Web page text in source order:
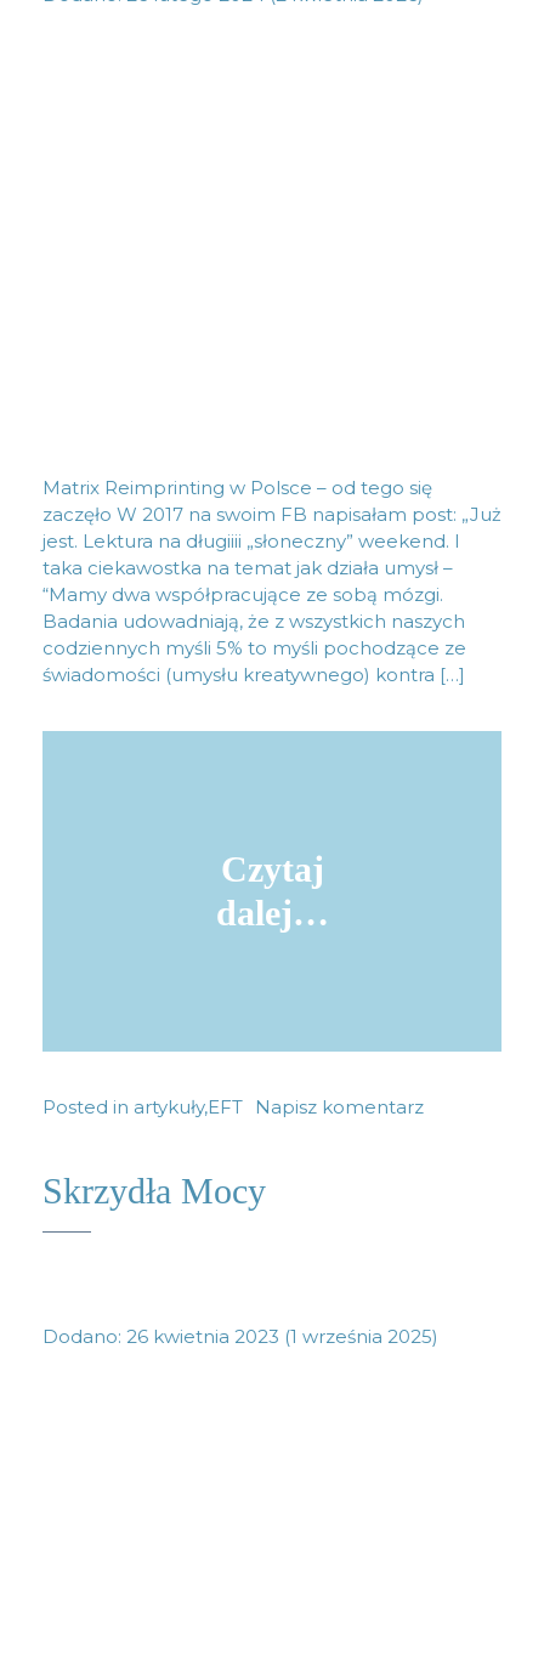
Matrix Reimprinting w Polsce – od tego się
zaczęło W 2017 na swoim FB napisałam post: „Już
jest. Lektura na długiiii „słoneczny” weekend. I
taka ciekawostka na temat jak działa umysł –
“Mamy dwa współpracujące ze sobą mózgi.
Badania udowadniają, że z wszystkich naszych
codziennych myśli 5% to myśli pochodzące ze
świadomości (umysłu kreatywnego) kontra […]
Czytaj
dalej…
Posted in artykuły,EFT Napisz komentarz
Skrzydła Mocy
Dodano: 26 kwietnia 2023 (1 września 2025)